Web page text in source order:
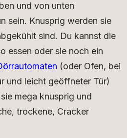
und von unten
sein. Knusprig werden sie
sind. Du kannst die
essen oder sie noch ein
(oder Ofen, bei
und leicht geöffneter Tür)
mega knusprig und
trockene, Cracker